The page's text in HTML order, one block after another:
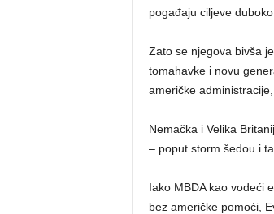
pogađaju ciljeve duboko
Zato se njegova bivša
tomahavke i novu
američke
Nemačka i Velika
– poput storm šedou i
Iako MBDA kao vodeći
bez američke pomoći,